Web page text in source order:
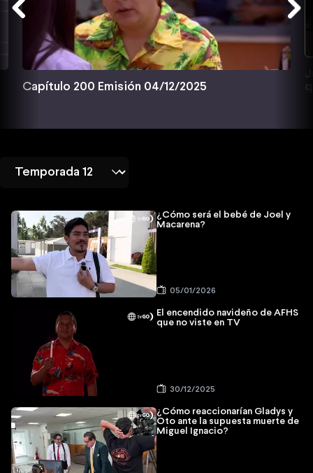
Capítulo 200 Emisión 04/12/2025
¿Cómo será el bebé de Joel y
Macarena?
05/01/2026
El encendido navideño de AFHS
que no viste en TV
30/12/2025
¿Cómo reaccionarían Gladys y
Oto ante la supuesta muerte de
Miguel Ignacio?